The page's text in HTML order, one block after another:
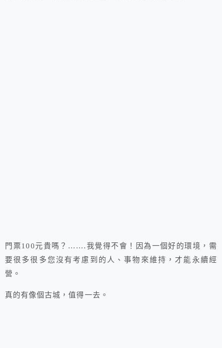
門票100元貴嗎？…….我覺得不會！因為一個好的環境，需
要很多很多您沒有考慮到的人、事物來維持，才能永續經
營。
真的有像個古城，值得一去。